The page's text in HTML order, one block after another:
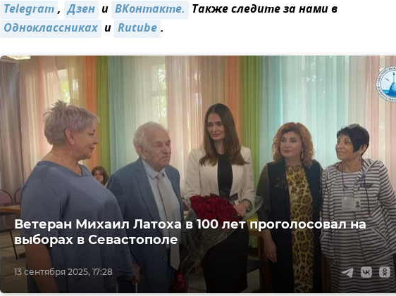
Telegram, Дзен и ВКонтакте. Также следите за нами в
Одноклассниках и Rutube.
13 сентября 2025, 17:28
Ветеран Михаил Латоха в 100 лет проголосовал на
выборах в Севастополе